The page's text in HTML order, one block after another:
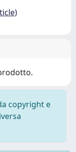
copyright e